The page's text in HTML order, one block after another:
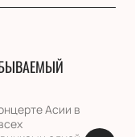
Асии в